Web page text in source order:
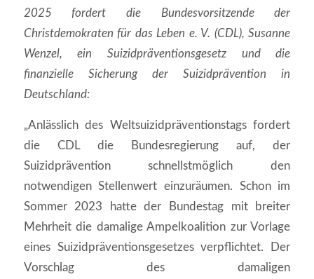
2025 fordert die Bundesvorsitzende der
Christdemokraten für das Leben e. V. (CDL), Susanne
Wenzel, ein Suizidpräventionsgesetz und die
finanzielle Sicherung der Suizidprävention in
Deutschland:
„Anlässlich des Weltsuizidpräventionstags fordert
die CDL die Bundesregierung auf, der
Suizidprävention schnellstmöglich den
notwendigen Stellenwert einzuräumen. Schon im
Sommer 2023 hatte der Bundestag mit breiter
Mehrheit die damalige Ampelkoalition zur Vorlage
eines Suizidpräventionsgesetzes verpflichtet. Der
Vorschlag des damaligen